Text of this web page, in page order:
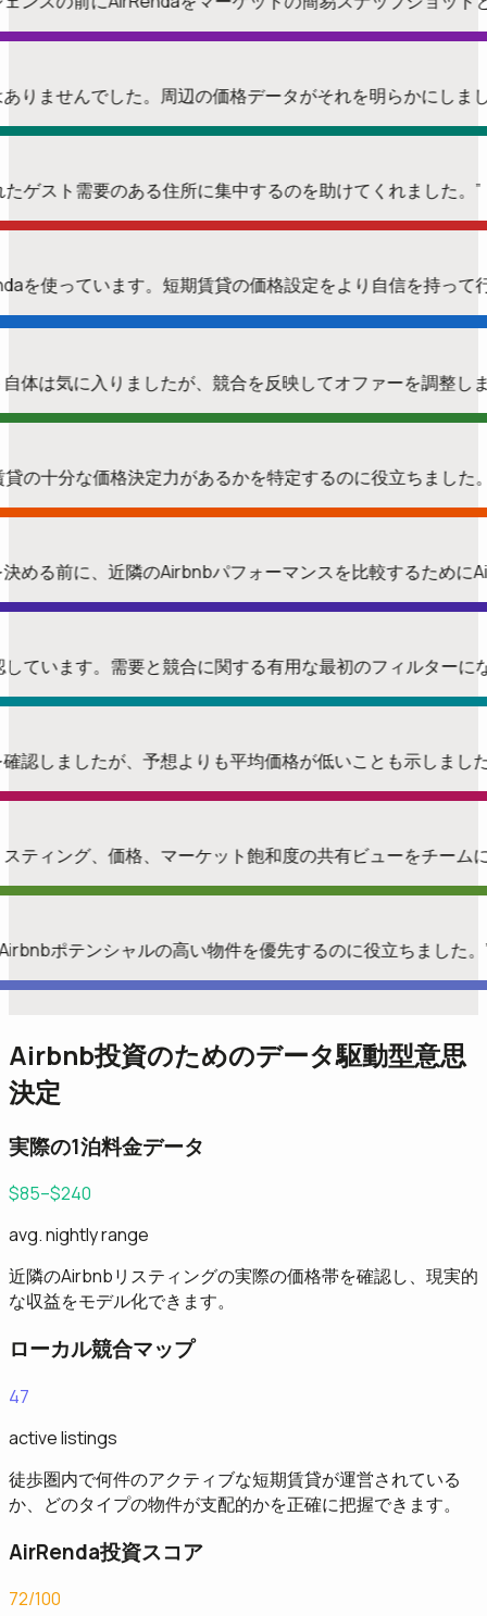
りませんでした。周辺の価格データがそれを明らかにしま
ゲスト需要のある住所に集中するのを助けてくれました。
を使っています。短期賃貸の価格設定をより自信を持っ
体は気に入りましたが、競合を反映してオファーを調整し
の十分な価格決定力があるかを特定するのに役立ちまし
める前に、近隣のAirbnbパフォーマンスを比較するため
ています。需要と競合に関する有用な最初のフィルター
認しましたが、予想よりも平均価格が低いことも示しまし
ティング、価格、マーケット飽和度の共有ビューをチー
ポテンシャルの高い物件を優先するのに役立ちました
Airbnb投資のためのデータ駆動型意思
決定
実際の1泊料金データ
$85–$240
avg. nightly range
近隣のAirbnbリスティングの実際の価格帯を確認し、現実的
な収益をモデル化できます。
ローカル競合マップ
47
active listings
徒歩圏内で何件のアクティブな短期賃貸が運営されている
か、どのタイプの物件が支配的かを正確に把握できます。
AirRenda投資スコア
72/100